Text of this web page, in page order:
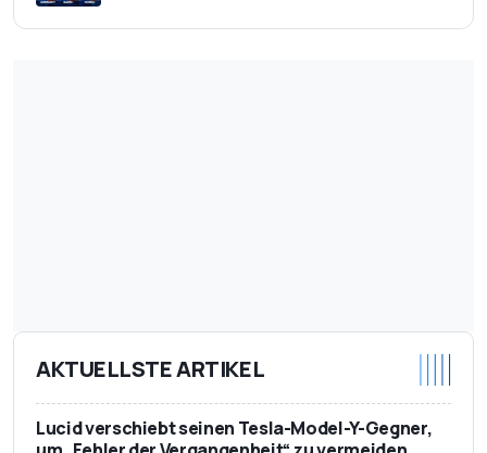
AKTUELLSTE ARTIKEL
Lucid verschiebt seinen Tesla-Model-Y-Gegner,